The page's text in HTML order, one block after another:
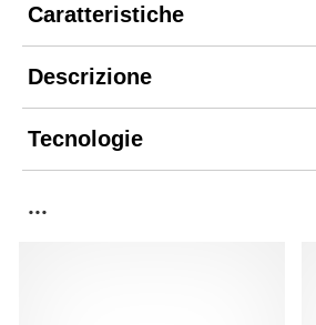
Caratteristiche
Descrizione
Tecnologie
...